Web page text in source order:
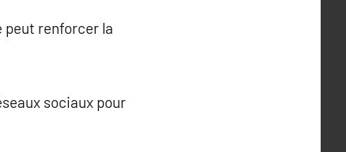
peut renforcer la
sociaux pour